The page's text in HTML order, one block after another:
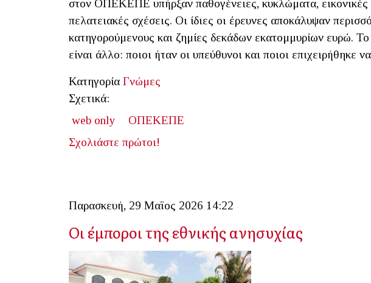
στον ΟΠΕΚΕΠΕ υπήρξαν παθογένειες, κυκλώματα, εικονικές
πελατειακές σχέσεις. Οι ίδιες οι έρευνες αποκάλυψαν
κατηγορούμενους και ζημίες δεκάδων εκατομμυρίων ευρώ.
είναι άλλο: ποιοι ήταν οι υπεύθυνοι και ποιοι επιχειρήθηκε
Κατηγορία Γνώμες
Σχετικά:
web only
ΟΠΕΚΕΠΕ
Σχολιάστε πρώτοι!
Παρασκευή, 29 Μαϊος 2026 14:22
Οι έμποροι της εθνικής ανησυχίας